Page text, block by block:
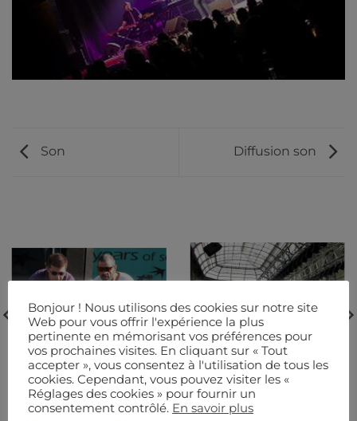
Son Diffusion son
EQUIPE MODE
Bonjour ! Nous utilisons des cookies sur notre site
Web pour vous offrir l'expérience la plus
pertinente en mémorisant vos préférences pour
vos prochaines visites. En cliquant sur « Tout
accepter », vous consentez à l'utilisation de tous les
cookies. Cependant, vous pouvez visiter les «
Réglages des cookies » pour fournir un
consentement contrôlé. En savoir plus